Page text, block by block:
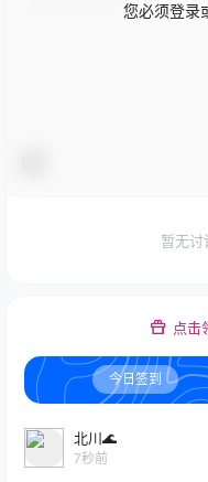
您必须登录
暂无讨
点击
今日签到
北川🌊
7秒前